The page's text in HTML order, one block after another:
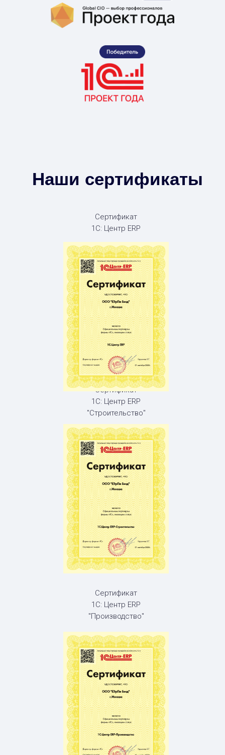
Наши сертификаты
Сертификат
1С: Центр ERP
"Производство"
Сертификат
1С: Центр ERP
Сертификат
1С: Центр ERP
"Строительство"